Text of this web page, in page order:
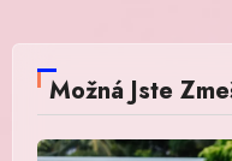
Možná Jste